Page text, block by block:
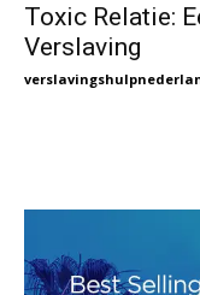
Toxic Relatie:
Verslaving